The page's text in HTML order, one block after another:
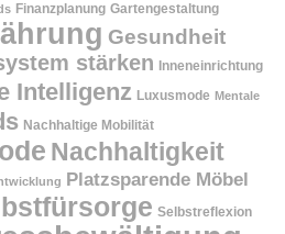
Finanzplanung Gartengestaltung
Gesundheit
stärken Inneneinrichtung
Intelligenz Luxusmode Mentale
Nachhaltige Mobilität
Nachhaltigkeit
Platzsparende Möbel
Selbstreflexion